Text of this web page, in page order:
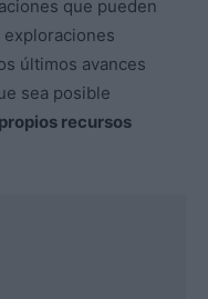
que pueden
últimos avances
sea posible
recursos